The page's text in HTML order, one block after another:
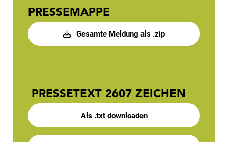
PRESSEMAPPE
Gesamte Meldung als .zip
PRESSETEXT 2607 ZEICHEN
Als .txt downloaden